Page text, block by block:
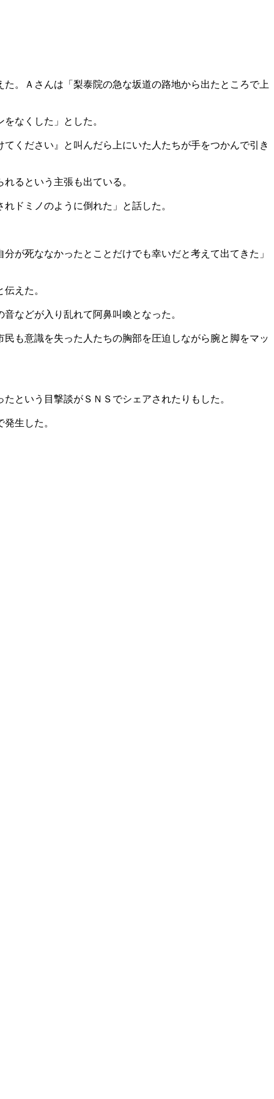
。Ａさんは「梨泰院の急な坂道の路地から出たところで上
なくした」とした。
ください』と叫んだら上にいた人たちが手をつかんで引き
るという主張も出ている。
ドミノのように倒れた」と話した。
が死ななかったとことだけでも幸いだと考えて出てきた」
えた。
などが入り乱れて阿鼻叫喚となった。
も意識を失った人たちの胸部を圧迫しながら腕と脚をマッ
という目撃談がＳＮＳでシェアされたりもした。
生した。